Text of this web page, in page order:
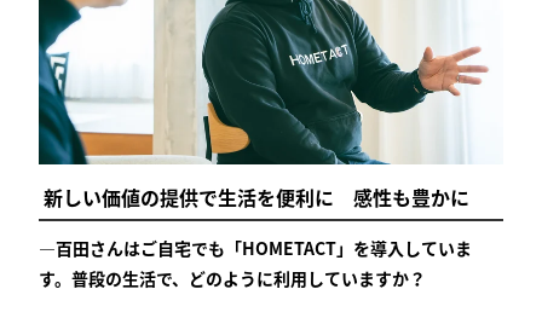
新しい価値の提供で生活を便利に 感性も豊かに
―百田さんはご自宅でも「HOMETACT」を導入していま
す。普段の生活で、どのように利用していますか？